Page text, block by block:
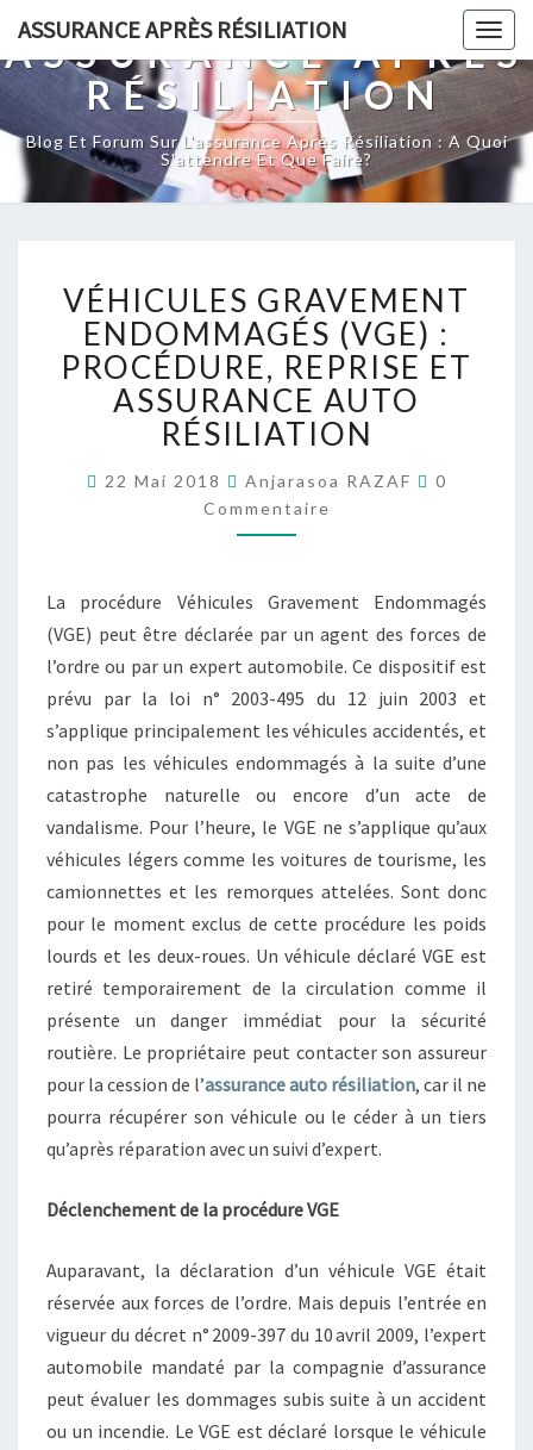
ASSURANCE APRÈS RÉSILIATION
ASSURANCE APRÈS
RÉSILIATION
Blog Et Forum Sur L'assurance Après Résiliation : A Quoi
S'attendre Et Que Faire?
GRAVEMENT
ENDOMMAGÉS (VGE)
:
PROCÉDURE,
REPRISE
ET
AUTO
RÉSILIATION
VÉHICULES GRAVEMENT
ENDOMMAGÉS (VGE) :
PROCÉDURE, REPRISE ET
ASSURANCE AUTO
RÉSILIATION
22 Mai 2018 Anjarasoa RAZAF
0
Commentaire
La procédure Véhicules Gravement Endommagés
(VGE) peut être déclarée par un agent des forces de
l’ordre ou par un expert automobile. Ce dispositif est
prévu par la loi n° 2003-495 du 12 juin 2003 et
s’applique principalement les véhicules accidentés, et
non pas les véhicules endommagés à la suite d’une
catastrophe naturelle ou encore d’un acte de
vandalisme. Pour l’heure, le VGE ne s’applique qu’aux
véhicules légers comme les voitures de tourisme, les
camionnettes et les remorques attelées. Sont donc
pour le moment exclus de cette procédure les poids
lourds et les deux-roues. Un véhicule déclaré VGE est
retiré temporairement de la circulation comme il
présente un danger immédiat pour la sécurité
routière. Le propriétaire peut contacter son assureur
pour la cession de l’assurance auto résiliation, car il ne
pourra récupérer son véhicule ou le céder à un tiers
qu’après réparation avec un suivi d’expert.
Déclenchement de la procédure VGE
Auparavant, la déclaration d’un véhicule VGE était
réservée aux forces de l’ordre. Mais depuis l’entrée en
vigueur du décret n° 2009-397 du 10 avril 2009, l’expert
automobile mandaté par la compagnie d’assurance
peut évaluer les dommages subis suite à un accident
ou un incendie. Le VGE est déclaré lorsque le véhicule